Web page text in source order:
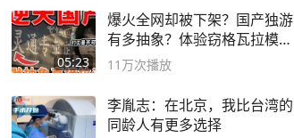
05:23
爆火全网却被下架？国产独游
有多抽象？体验窃格瓦拉模拟
器！
11万次播放
李胤志：在北京，我比台湾的
同龄人有更多选择